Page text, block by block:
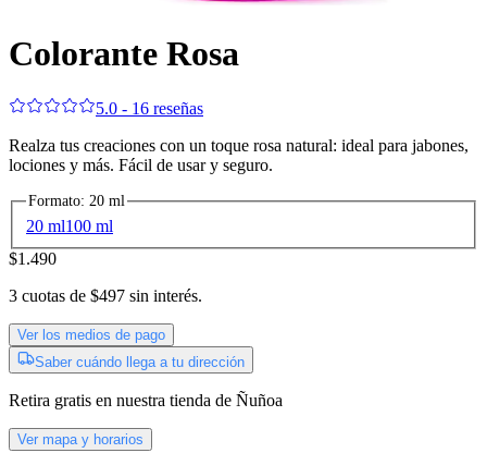
Colorante Rosa
5.0 - 16 reseñas
Realza tus creaciones con un toque rosa natural: ideal para jabones,
lociones y más. Fácil de usar y seguro.
Formato: 20 ml
20 ml100 ml
$1.490
3 cuotas de $497 sin interés.
Ver los medios de pago
Saber cuándo llega a tu dirección
Retira gratis en nuestra tienda de Ñuñoa
Ver mapa y horarios